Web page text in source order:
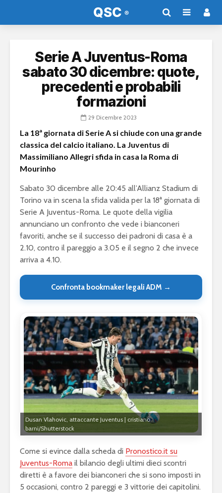
Serie A Juventus-Roma
sabato 30 dicembre: quote,
precedenti e probabili
formazioni
29 Dicembre 2023
La 18ª giornata di Serie A si chiude con una grande
classica del calcio italiano. La Juventus di
Massimiliano Allegri sfida in casa la Roma di
Mourinho
Sabato 30 dicembre alle 20:45 all’Allianz Stadium di
Torino va in scena la sfida valida per la 18ª giornata di
Serie A Juventus-Roma. Le quote della vigilia
annunciano un confronto che vede i bianconeri
favoriti, anche se il successo dei padroni di casa è a
2.10, contro il pareggio a 3.05 e il segno 2 che invece
arriva a 4.10.
Confronta bookmaker legali ADM →
Dusan Vlahovic, attaccante Juventus | cristiano
barni/Shutterstock
Come si evince dalla scheda di Pronostico.it su
Juventus-Roma il bilancio degli ultimi dieci scontri
diretti è a favore dei bianconeri che si sono imposti in
5 occasioni, contro 2 pareggi e 3 vittorie dei capitolini.